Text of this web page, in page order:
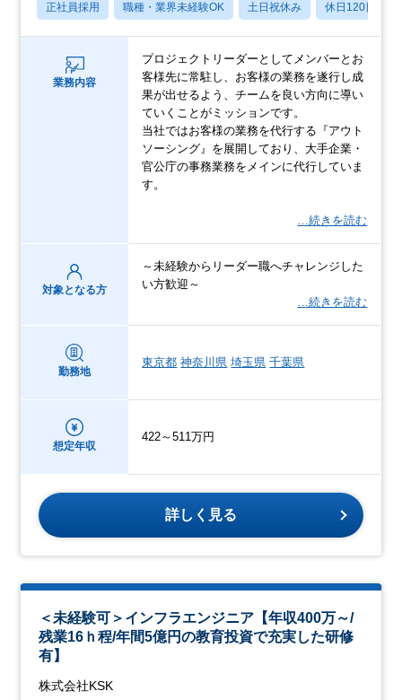
正社員採用 職種・業界未経験OK 土日祝休み 休日120日以上
業務内容
プロジェクトリーダーとしてメンバーとお
客様先に常駐し、お客様の業務を遂行し成
果が出せるよう、チームを良い方向に導い
ていくことがミッションです。
当社ではお客様の業務を代行する『アウト
ソーシング』を展開しており、大手企業・
官公庁の事務業務をメインに代行していま
す。
…続きを読む
対象となる方
～未経験からリーダー職へチャレンジした
い方歓迎～
…続きを読む
勤務地
東京都 神奈川県 埼玉県 千葉県
想定年収
422～511万円
詳しく見る
＜未経験可＞インフラエンジニア【年収400万～/
残業16ｈ程/年間5億円の教育投資で充実した研修
有】
株式会社KSK